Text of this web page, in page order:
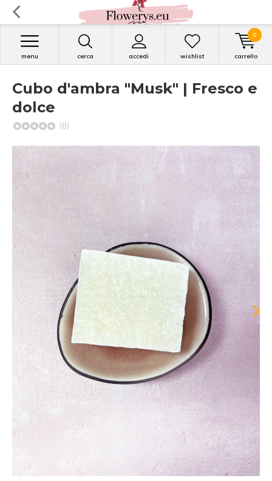
cerca accedi
menu wishlist carrello
0
Cubo d'ambra "Musk" | Fresco e
dolce
(0)